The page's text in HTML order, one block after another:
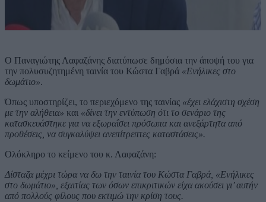
Ο Παναγιώτης Λαφαζάνης διατύπωσε δημόσια την άποψή του για
την πολυσυζητημένη ταινία του Κώστα Γαβρά «Ενήλικες στο
δωμάτιο».
Όπως υποστηρίζει, το περιεχόμενο της ταινίας «έχει ελάχιστη σχέση
με την αλήθεια» και «δίνει την εντύπωση ότι το σενάριο της
κατασκευάστηκε για να εξωραΐσει πρόσωπα και ανεξάρτητα από
προθέσεις, να συγκαλύψει ανεπίτρεπτες καταστάσεις».
Ολόκληρο το κείμενο του κ. Λαφαζάνη:
Δίσταζα μέχρι τώρα να δω την ταινία του Κώστα Γαβρά, «Ενήλικες
στο δωμάτιο», εξαιτίας των όσων επικριτικών είχα ακούσει γι’ αυτήν
από πολλούς φίλους που εκτιμώ την κρίση τους.